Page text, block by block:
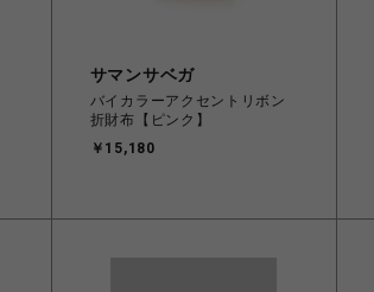
サマンサベガ
バイカラーアクセントリボン
折財布【ピンク】
￥15,180